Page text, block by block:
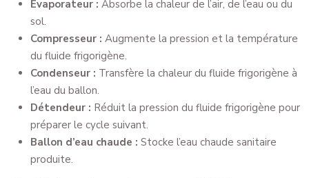
Évaporateur : Absorbe la chaleur de l’air, de l’eau ou du
sol.
Compresseur : Augmente la pression et la température
du fluide frigorigène.
Condenseur : Transfère la chaleur du fluide frigorigène à
l’eau du ballon.
Détendeur : Réduit la pression du fluide frigorigène pour
préparer le cycle suivant.
Ballon d’eau chaude : Stocke l’eau chaude sanitaire
produite.